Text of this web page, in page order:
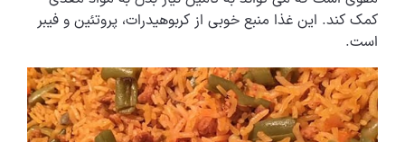
کمک کند. این غذا منبع خوبی از کربوهیدرات، پروتئین و فیبر
است.